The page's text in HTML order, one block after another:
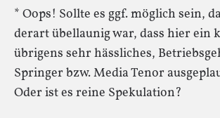
* Oops! Sollte es ggf. möglich sein,
derart übellaunig war, dass hier ein
übrigens sehr hässliches,
Springer bzw. Media Tenor
Oder ist es reine Spekulation?